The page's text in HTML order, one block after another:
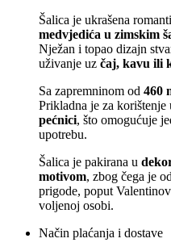
Šalica je ukrašena
medvjedića u zimskim
Nježan i topao dizajn
uživanje uz čaj, kavu ili
Sa zapremninom od 460
Prikladna je za korištenje
pećnici, što omogućuje
upotrebu.
Šalica je pakirana u
motivom, zbog čega je
prigode, poput
voljenoj osobi.
Način plaćanja i dostave